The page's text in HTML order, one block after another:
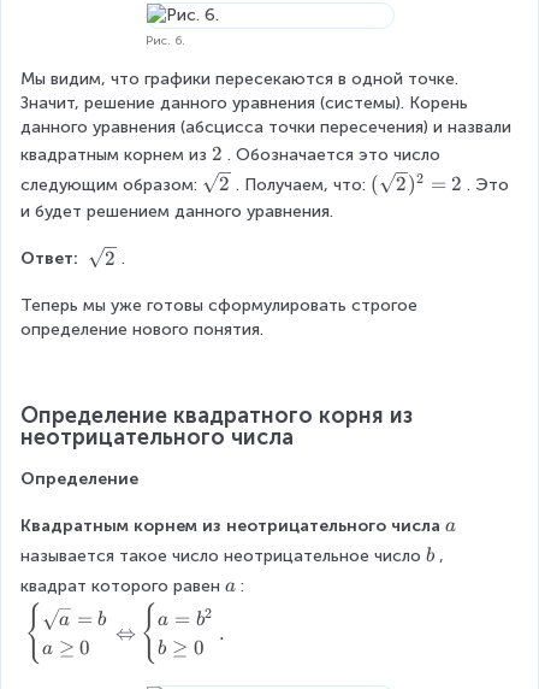
\
x
=
-
\
e
d
c
a
s
}
a
r
r
o
w
\
e
i
n
a
s
e
s
(
-
1
)
(
x
x
^
{
-
2
2
0
\
\
g
q
\
e
n
d
{
q
0
\
e
n
{
c
s
e
\
x
\
g
e
q
\
n
d
s
e
s
\
ef
t
ri
g
h
\
g
e
q
0
)
Рис. 6.
Мы видим, что графики пересекаются в одной точке.
Значит, решение данного уравнения (системы). Корень
данного уравнения (абсцисса точки пересечения) и назвали
квадратным корнем из \
\
2 . Обозначается это число
следующим образом: \
s
{
2
2 . Получаем, что: (
t
^
( 2)2 = 2 . Это
и будет решением данного уравнения.
Ответ: \
q
r
}
2 .
Теперь мы уже готовы сформулировать строгое
определение нового понятия.
Определение квадратного корня из
неотрицательного числа
Определение
Квадратным корнем из неотрицательного числа \
a
называется такое число неотрицательное число \
b ,
квадрат которого равен \
a :
\
b
e
{ a = b
a ≥ 0
⇔ {a = b2
b ≥ 0
.